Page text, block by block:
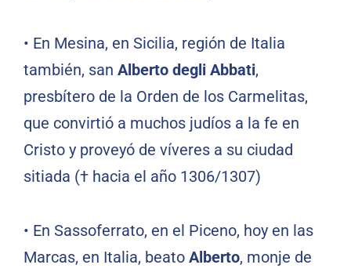
• En Mesina, en Sicilia, región de Italia
también, san Alberto degli Abbati,
presbítero de la Orden de los Carmelitas,
que convirtió a muchos judíos a la fe en
Cristo y proveyó de víveres a su ciudad
sitiada († hacia el año 1306/1307)
• En Sassoferrato, en el Piceno, hoy en las
Marcas, en Italia, beato Alberto, monje de